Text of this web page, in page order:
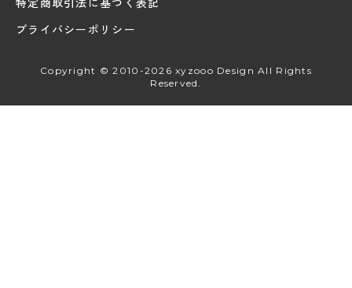
プライバシーポリシー
Copyright © 2010-2026 xyzooo Design All Rights
Reserved.